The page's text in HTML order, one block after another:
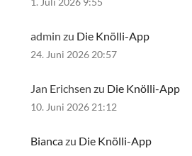
admin zu Die Knölli-App
24. Juni 2026 20:57
Jan Erichsen zu Die Knölli-App
10. Juni 2026 21:12
Biancazu Die Knölli-App